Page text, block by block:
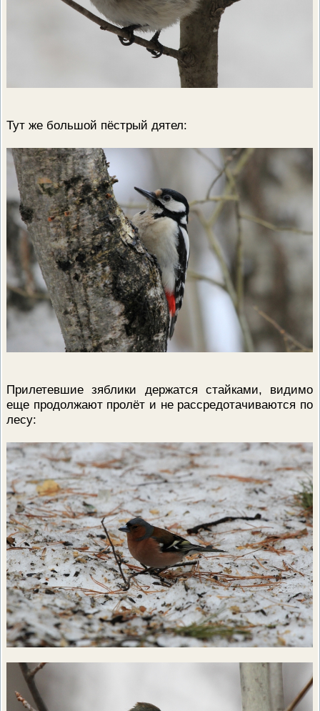
Тут же большой пёстрый дятел:
Прилетевшие зяблики держатся стайками, видимо
еще продолжают пролёт и не рассредотачиваются по
лесу: